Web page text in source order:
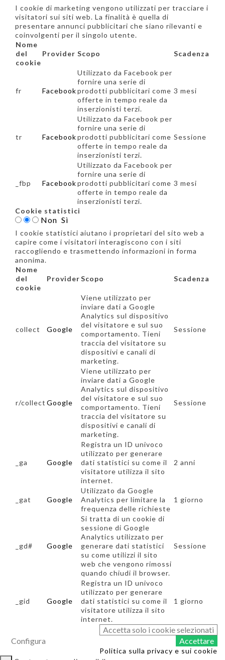
I cookie di marketing vengono utilizzati per tracciare i
visitatori sui siti web. La finalità è quella di
presentare annunci pubblicitari che siano rilevanti e
coinvolgenti per il singolo utente.
Nome
del
cookie
Provider Scopo Scadenza
fr Facebook
Utilizzato da Facebook per
fornire una serie di
prodotti pubblicitari come
offerte in tempo reale da
inserzionisti terzi.
3 mesi
tr Facebook
Utilizzato da Facebook per
fornire una serie di
prodotti pubblicitari come
offerte in tempo reale da
inserzionisti terzi.
Sessione
_fbp Facebook
Utilizzato da Facebook per
fornire una serie di
prodotti pubblicitari come
offerte in tempo reale da
inserzionisti terzi.
3 mesi
Cookie statistici
Non Sì
I cookie statistici aiutano i proprietari del sito web a
capire come i visitatori interagiscono con i siti
raccogliendo e trasmettendo informazioni in forma
anonima.
Nome
del
cookie
ProviderScopo Scadenza
collect Google
Viene utilizzato per
inviare dati a Google
Analytics sul dispositivo
del visitatore e sul suo
comportamento. Tieni
traccia del visitatore su
dispositivi e canali di
marketing.
Sessione
r/collect Google
Viene utilizzato per
inviare dati a Google
Analytics sul dispositivo
del visitatore e sul suo
comportamento. Tieni
traccia del visitatore su
dispositivi e canali di
marketing.
Sessione
_ga Google
Registra un ID univoco
utilizzato per generare
dati statistici su come il
visitatore utilizza il sito
internet.
2 anni
_gat Google
Utilizzato da Google
Analytics per limitare la
frequenza delle richieste
1 giorno
_gd# Google
Si tratta di un cookie di
sessione di Google
Analytics utilizzato per
generare dati statistici
su come utilizzi il sito
web che vengono rimossi
quando chiudi il browser.
Sessione
_gid Google
Registra un ID univoco
utilizzato per generare
dati statistici su come il
visitatore utilizza il sito
internet.
1 giorno
Accetta solo i cookie selezionati
Accettare
Configura
Politica sulla privacy e sui cookie